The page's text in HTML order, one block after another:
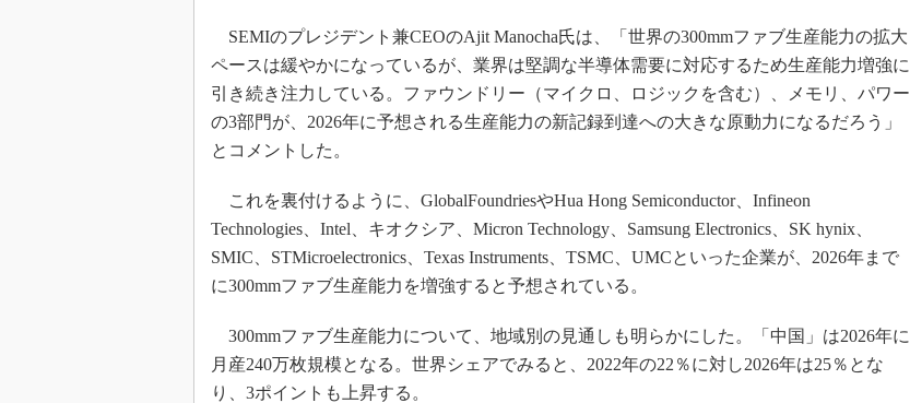
SEMIのプレジデント兼CEOのAjit Manocha氏は、「世界の300mmファブ生産能力の拡大
ペースは緩やかになっているが、業界は堅調な半導体需要に対応するため生産能力増強に
引き続き注力している。ファウンドリー（マイクロ、ロジックを含む）、メモリ、パワー
の3部門が、2026年に予想される生産能力の新記録到達への大きな原動力になるだろう」
とコメントした。
これを裏付けるように、GlobalFoundriesやHua Hong Semiconductor、Infineon
Technologies、Intel、キオクシア、Micron Technology、Samsung Electronics、SK hynix、
SMIC、STMicroelectronics、Texas Instruments、TSMC、UMCといった企業が、2026年まで
に300mmファブ生産能力を増強すると予想されている。
300mmファブ生産能力について、地域別の見通しも明らかにした。「中国」は2026年に
月産240万枚規模となる。世界シェアでみると、2022年の22％に対し2026年は25％とな
り、3ポイントも上昇する。